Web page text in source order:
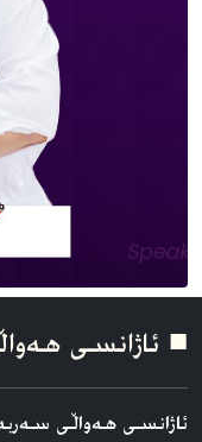
■ ئاژانسی
ئاژانسی هه‌واڵی